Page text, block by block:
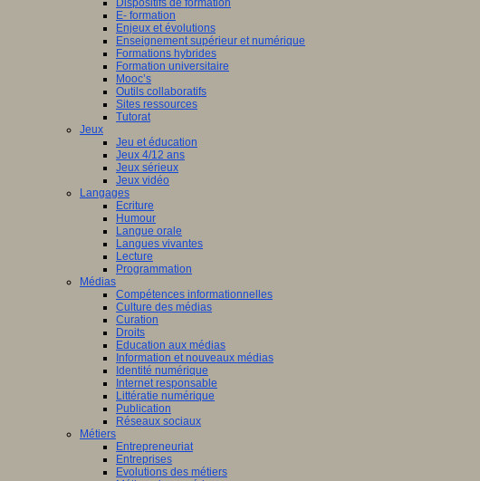
Dispositifs de formation
E- formation
Enjeux et évolutions
Enseignement supérieur et numérique
Formations hybrides
Formation universitaire
Mooc’s
Outils collaboratifs
Sites ressources
Tutorat
Jeux
Jeu et éducation
Jeux 4/12 ans
Jeux sérieux
Jeux vidéo
Langages
Ecriture
Humour
Langue orale
Langues vivantes
Lecture
Programmation
Médias
Compétences informationnelles
Culture des médias
Curation
Droits
Education aux médias
Information et nouveaux médias
Identité numérique
Internet responsable
Littératie numérique
Publication
Réseaux sociaux
Métiers
Entrepreneuriat
Entreprises
Evolutions des métiers